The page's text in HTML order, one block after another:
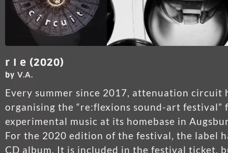
r I e (2020)
by V.A.
Every summer since 2017, attenuation circuit
organising the “re:flexions sound-art festival”
experimental music at its homebase in
For the 2020 edition of the festival, the label
CD album. It is included in the festival ticket,